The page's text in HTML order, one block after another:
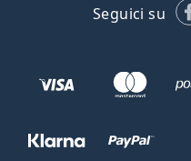
Seguici su